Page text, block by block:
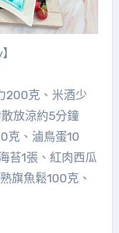
200克、米酒少
放涼約5分鐘
克、滷鳥蛋10
苔1張、紅肉西瓜
旗魚鬆100克、